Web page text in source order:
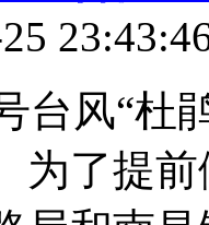
台风“杜
为了提